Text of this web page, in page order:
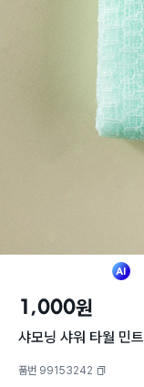
1,000원
샤모닝 샤워 타월 민트
품번 99153242